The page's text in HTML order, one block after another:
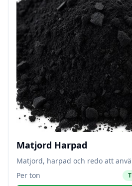
Matjord Harpad
Matjord, harpad och redo att
Per ton